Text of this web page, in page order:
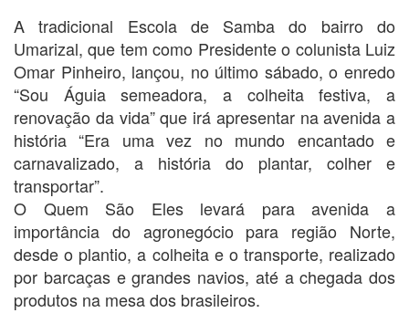
A tradicional Escola de Samba do bairro do
Umarizal, que tem como Presidente o colunista Luiz
Omar Pinheiro, lançou, no último sábado, o enredo
“Sou Águia semeadora, a colheita festiva, a
renovação da vida” que irá apresentar na avenida a
história “Era uma vez no mundo encantado e
carnavalizado, a história do plantar, colher e
transportar”.
O Quem São Eles levará para avenida a
importância do agronegócio para região Norte,
desde o plantio, a colheita e o transporte, realizado
por barcaças e grandes navios, até a chegada dos
produtos na mesa dos brasileiros.